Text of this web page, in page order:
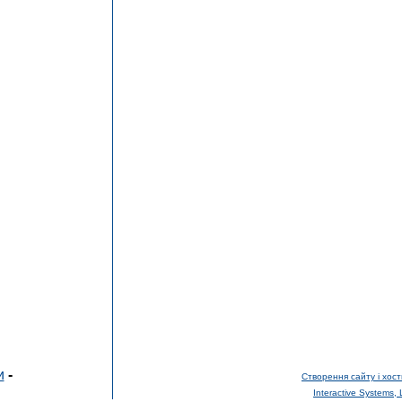
-
Створення сайту і
Interactive Systems,